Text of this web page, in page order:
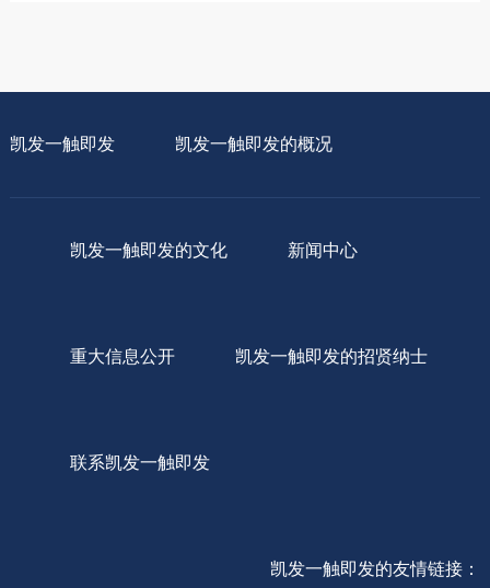
凯发一触即发 凯发一触即发的概况
凯发一触即发的文化 新闻中心
重大信息公开 凯发一触即发的招贤纳士
联系凯发一触即发
凯发一触即发的友情链接：